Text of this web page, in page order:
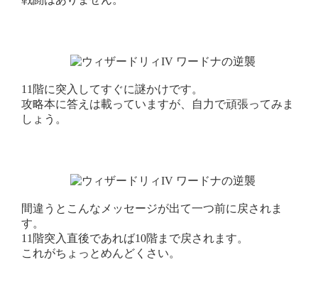
11階に突入してすぐに謎かけです。
攻略本に答えは載っていますが、自力で頑張ってみま
しょう。
間違うとこんなメッセージが出て一つ前に戻されま
す。
11階突入直後であれば10階まで戻されます。
これがちょっとめんどくさい。